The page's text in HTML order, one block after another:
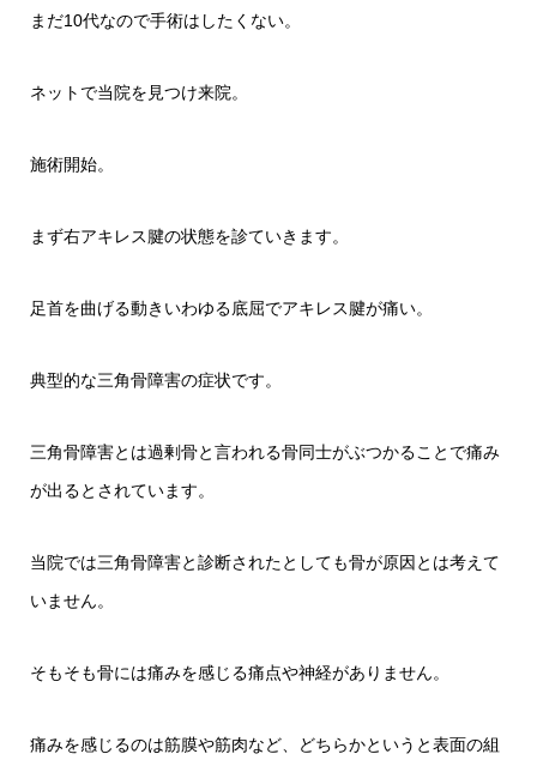
まだ10代なので手術はしたくない。
ネットで当院を見つけ来院。
施術開始。
まず右アキレス腱の状態を診ていきます。
足首を曲げる動きいわゆる底屈でアキレス腱が痛い。
典型的な三角骨障害の症状です。
三角骨障害とは過剰骨と言われる骨同士がぶつかることで痛み
が出るとされています。
当院では三角骨障害と診断されたとしても骨が原因とは考えて
いません。
そもそも骨には痛みを感じる痛点や神経がありません。
痛みを感じるのは筋膜や筋肉など、どちらかというと表面の組